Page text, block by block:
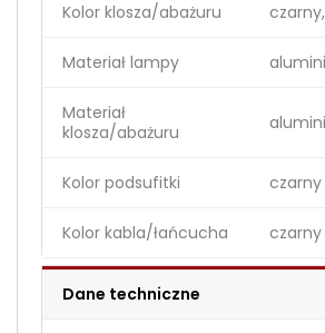
Kolor klosza/abażuru
Materiał lampy
Materiał
klosza/abażuru
Kolor podsufitki czarny
Kolor kabla/łańcucha czarny
Dane techniczne